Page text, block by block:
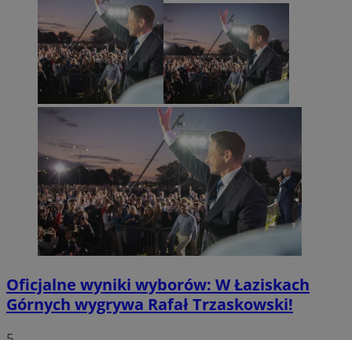
Oficjalne wyniki wyborów: W Łaziskach
Górnych wygrywa Rafał Trzaskowski!